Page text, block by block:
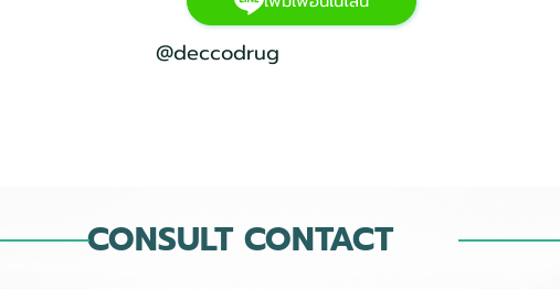
@deccodrug
CONSULT CONTACT